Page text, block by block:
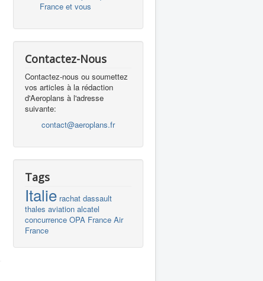
France et vous
Contactez-Nous
Contactez-nous ou soumettez
vos articles à la rédaction
d'Aeroplans à l'adresse
suivante:
contact@aeroplans.fr
Tags
Italie rachat dassault
thales aviation alcatel
concurrence OPA France Air
France